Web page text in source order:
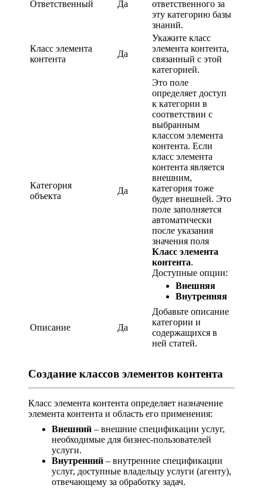
Ответственный Да
ответственного за
эту категорию базы
знаний.
Класс элемента
контента
Да
Укажите класс
элемента контента,
связанный с этой
категорией.
Категория
объекта
Да
Это поле
определяет доступ
к категории в
соответствии с
выбранным
классом элемента
контента. Если
класс элемента
контента является
внешним,
категория тоже
будет внешней. Это
поле заполняется
автоматически
после указания
значения поля
Класс элемента
контента.
Доступные опции:
Внешняя
Внутренняя
Описание Да
Добавьте описание
категории и
содержащихся в
ней статей.
Создание классов элементов контента
Класс элемента контента определяет назначение
элемента контента и область его применения:
Внешний – внешние спецификации услуг,
необходимые для бизнес-пользователей
услуги.
Внутренний – внутренние спецификации
услуг, доступные владельцу услуги (агенту),
отвечающему за обработку задач.